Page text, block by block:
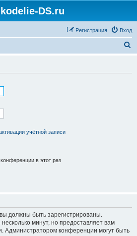
DS.ru
Вход
Регистрация
учётной записи
в этот раз
должны быть зарегистрированы.
минут, но предоставляет вам
Администратором конференции могут быть